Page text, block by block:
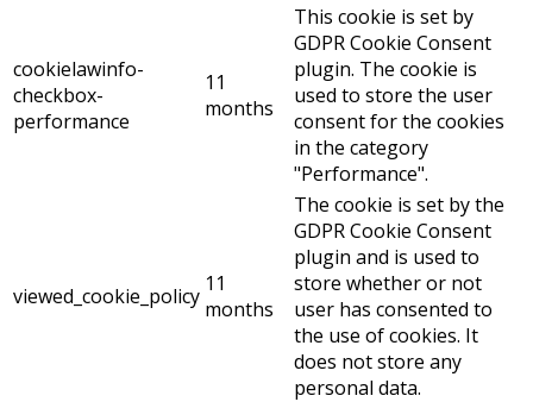
cookielawinfo-
checkbox-
performance
11
months
This cookie is set by
GDPR Cookie Consent
plugin. The cookie is
used to store the user
consent for the cookies
in the category
"Performance".
viewed_cookie_policy 11
months
The cookie is set by the
GDPR Cookie Consent
plugin and is used to
store whether or not
user has consented to
the use of cookies. It
does not store any
personal data.